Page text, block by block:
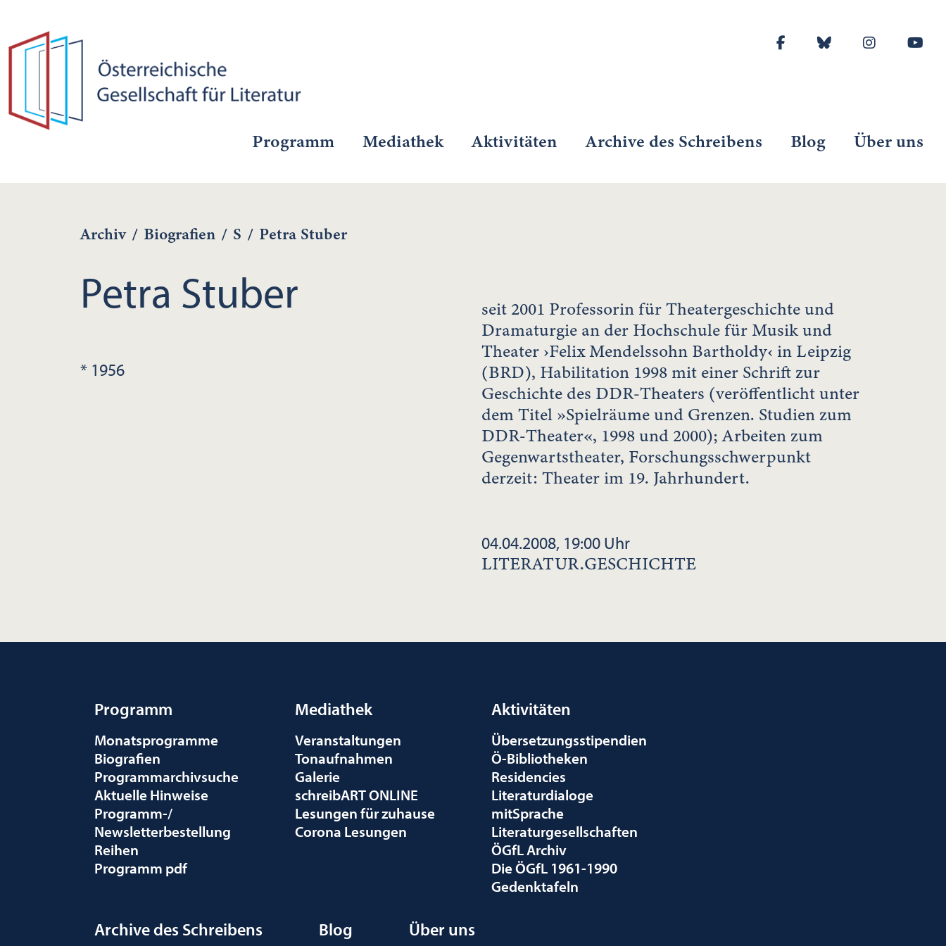
Programm Mediathek Aktivitäten Archive des Schreibens Blog Über uns
Archiv / Biografien / S / Petra Stuber
Petra Stuber
* 1956
seit 2001 Professorin für Theatergeschichte und
Dramaturgie an der Hochschule für Musik und
Theater ›Felix Mendelssohn Bartholdy‹ in Leipzig
(BRD), Habilitation 1998 mit einer Schrift zur
Geschichte des DDR-Theaters (veröffentlicht unter
dem Titel »Spielräume und Grenzen. Studien zum
DDR-Theater«, 1998 und 2000); Arbeiten zum
Gegenwartstheater, Forschungsschwerpunkt
derzeit: Theater im 19. Jahrhundert.
04.04.2008, 19:00 Uhr
LITERATUR.GESCHICHTE
Programm
Monatsprogramme
Biografien
Programmarchivsuche
Aktuelle Hinweise
Programm-/
Newsletterbestellung
Reihen
Programm pdf
Mediathek
Veranstaltungen
Tonaufnahmen
Galerie
schreibART ONLINE
Lesungen für zuhause
Corona Lesungen
Aktivitäten
Übersetzungsstipendien
Ö-Bibliotheken
Residencies
Literaturdialoge
mitSprache
Literaturgesellschaften
ÖGfL Archiv
Die ÖGfL 1961-1990
Gedenktafeln
Archive des Schreibens Blog Über uns